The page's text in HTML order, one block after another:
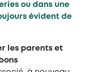
ou dans une
évident de
les parents et